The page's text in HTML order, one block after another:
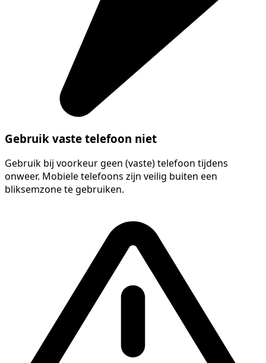
Gebruik vaste telefoon niet
Gebruik bij voorkeur geen (vaste) telefoon tijdens
onweer. Mobiele telefoons zijn veilig buiten een
bliksemzone te gebruiken.